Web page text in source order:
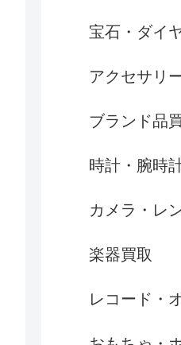
宝石・ダイ
アクセサリ
ブランド品
時計・腕時
カメラ・レ
楽器買取
レコード・